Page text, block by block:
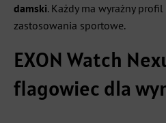
damski. Każdy ma wyraźny
zastosowania sportowe.
EXON Watch
flagowiec dla